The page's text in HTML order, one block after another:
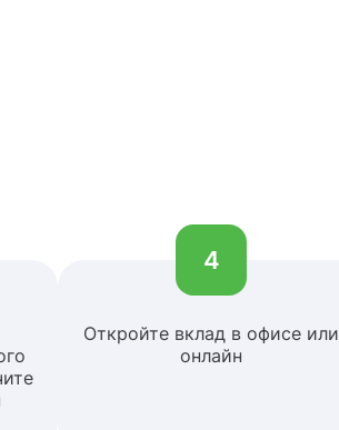
4
Откройте вклад в офисе или
онлайн